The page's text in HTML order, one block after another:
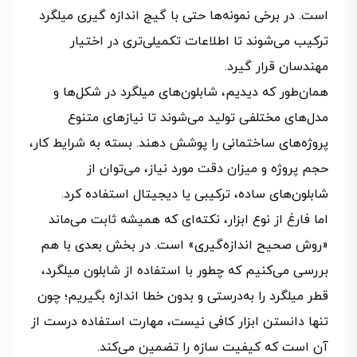
است. در برخی نمونه‌ها حتی با گیج اندازه گیری میلگرد
ترکیب می‌شوند تا اطلاعات تکمیلی‌تری در اختیار
مهندسان قرار گیرد.
همان‌طور که دیدیم، شابلون‌های میلگرد در شکل‌ها و
مدل‌های مختلفی تولید می‌شوند تا نیازهای متنوع
پروژه‌های ساختمانی را پوشش دهند. بسته به شرایط کار،
حجم پروژه و میزان دقت مورد نیاز، می‌توان از
شابلون‌های ساده، ترکیبی یا دیجیتال استفاده کرد.
اما فارغ از نوع ابزار، نکته‌ای که همیشه ثابت می‌ماند
«روش صحیح اندازه‌گیری» است. در بخش بعدی با هم
بررسی می‌کنیم که چطور با استفاده از شابلون میلگرد،
قطر میلگرد را به‌درستی و بدون خطا اندازه بگیریم؛ چون
تنها دانستن ابزار کافی نیست، مهارت استفاده درست از
آن است که کیفیت سازه را تضمین می‌کند.